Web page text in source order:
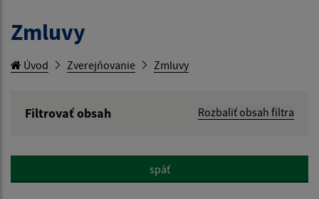
Zmluvy
Úvod Zverejňovanie Zmluvy
Filtrovať obsah
Rozbaliť obsah filtra
Hľadať v:
späť